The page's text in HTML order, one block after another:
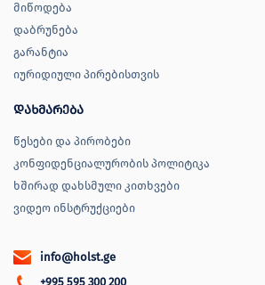
მიწოდება
დაბრუნება
გარანტია
იურიდიული პირებისთვის
დახმარება
წესები და პირობები
კონფიდენციალურობის პოლიტიკა
ხშირად დახსმული კითხვები
ვიდეო ინსტრუქციები
info@holst.ge
+995 595 300 200